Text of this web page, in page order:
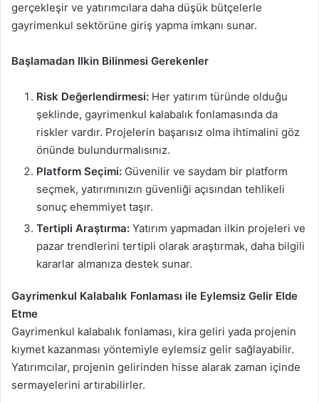
gerçekleşir ve yatırımcılara daha düşük bütçelerle
gayrimenkul sektörüne giriş yapma imkanı sunar.
Başlamadan Ilkin Bilinmesi Gerekenler
Risk Değerlendirmesi: Her yatırım türünde olduğu
şeklinde, gayrimenkul kalabalık fonlamasında da
riskler vardır. Projelerin başarısız olma ihtimalini göz
önünde bulundurmalısınız.
Platform Seçimi: Güvenilir ve saydam bir platform
seçmek, yatırımınızın güvenliği açısından tehlikeli
sonuç ehemmiyet taşır.
Tertipli Araştırma: Yatırım yapmadan ilkin projeleri ve
pazar trendlerini tertipli olarak araştırmak, daha bilgili
kararlar almanıza destek sunar.
Gayrimenkul Kalabalık Fonlaması ile Eylemsiz Gelir Elde
Etme
Gayrimenkul kalabalık fonlaması, kira geliri yada projenin
kıymet kazanması yöntemiyle eylemsiz gelir sağlayabilir.
Yatırımcılar, projenin gelirinden hisse alarak zaman içinde
sermayelerini artırabilirler.